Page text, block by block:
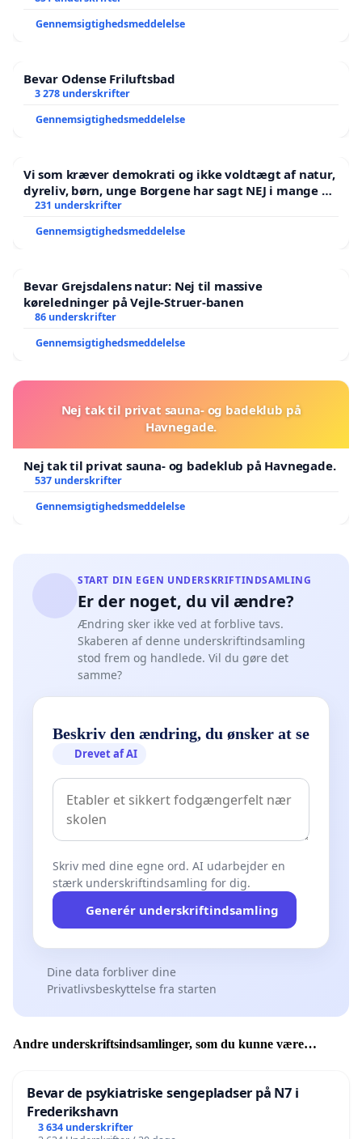
Gennemsigtighedsmeddelelse
Bevar Odense Friluftsbad
3 278 underskrifter
Gennemsigtighedsmeddelelse
Vi som kræver demokrati og ikke voldtægt af natur,
dyreliv, børn, unge Borgene har sagt NEJ i mange år.
Der er
231 underskrifter
Gennemsigtighedsmeddelelse
Bevar Grejsdalens natur: Nej til massive
køreledninger på Vejle-Struer-banen
86 underskrifter
Gennemsigtighedsmeddelelse
Nej tak til privat sauna- og badeklub på
Havnegade.
Nej tak til privat sauna- og badeklub på Havnegade.
537 underskrifter
Gennemsigtighedsmeddelelse
START DIN EGEN UNDERSKRIFTINDSAMLING
Er der noget, du vil ændre?
Ændring sker ikke ved at forblive tavs.
Skaberen af denne underskriftindsamling
stod frem og handlede. Vil du gøre det
samme?
Beskriv den ændring, du ønsker at se
Drevet af AI
Skriv med dine egne ord. AI udarbejder en
stærk underskriftindsamling for dig.
Generér underskriftindsamling
Dine data forbliver dine
Privatlivsbeskyttelse fra starten
Andre underskriftsindsamlinger, som du kunne være
Bevar de psykiatriske sengepladser på N7 i
Frederikshavn
3 634 underskrifter